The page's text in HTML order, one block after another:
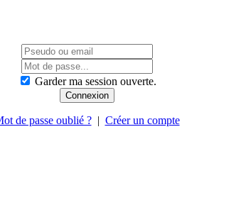
Garder ma session ouverte.
de passe oublié ?| Créer un compte